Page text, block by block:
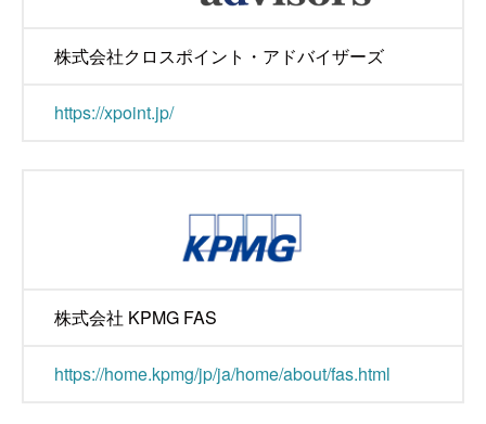
株式会社クロスポイント・アドバイザーズ
https://xpoint.jp/
株式会社 KPMG FAS
https://home.kpmg/jp/ja/home/about/fas.html